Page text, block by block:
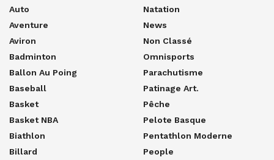
Auto
Aventure
Aviron
Badminton
Ballon Au Poing
Baseball
Basket
Basket NBA
Biathlon
Billard
Natation
News
Non Classé
Omnisports
Parachutisme
Patinage Art.
Pêche
Pelote Basque
Pentathlon Moderne
People